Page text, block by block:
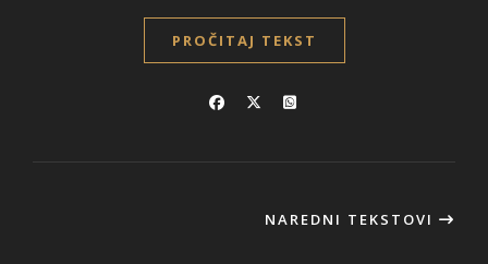
PROČITAJ TEKST
NAREDNI TEKSTOVI